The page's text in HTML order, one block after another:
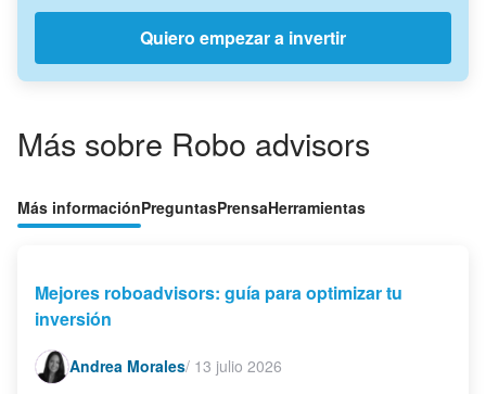
Quiero empezar a invertir
Más sobre Robo advisors
Más informaciónPreguntasPrensaHerramientas
Mejores roboadvisors: guía para optimizar tu
inversión
Andrea Morales/ 13 julio 2026